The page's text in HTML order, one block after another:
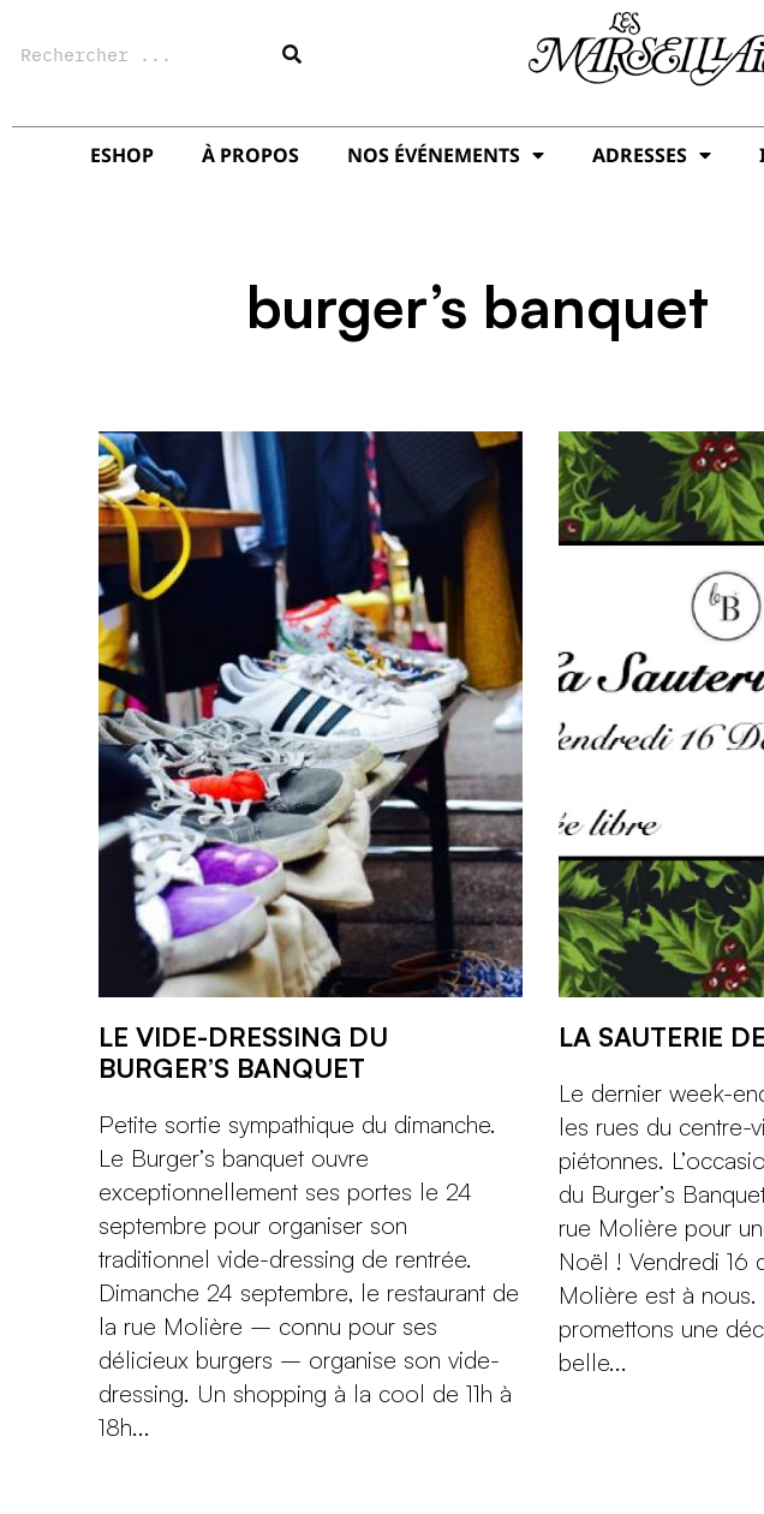
ESHOP À PROPOS NOS ÉVÉNEMENTS ADRESSES
burger’s banquet
LE VIDE-DRESSING DU
BURGER’S BANQUET
Petite sortie sympathique du dimanche.
Le Burger’s banquet ouvre
exceptionnellement ses portes le 24
septembre pour organiser son
traditionnel vide-dressing de rentrée.
Dimanche 24 septembre, le restaurant de
la rue Molière – connu pour ses
délicieux burgers – organise son vide-
dressing. Un shopping à la cool de 11h à
18h...
LA SAUTERIE
Le dernier week-
les rues du centre-
piétonnes.
du Burger’s
rue Molière pour
Noël ! Vendredi 16
Molière est à
promettons une
belle...